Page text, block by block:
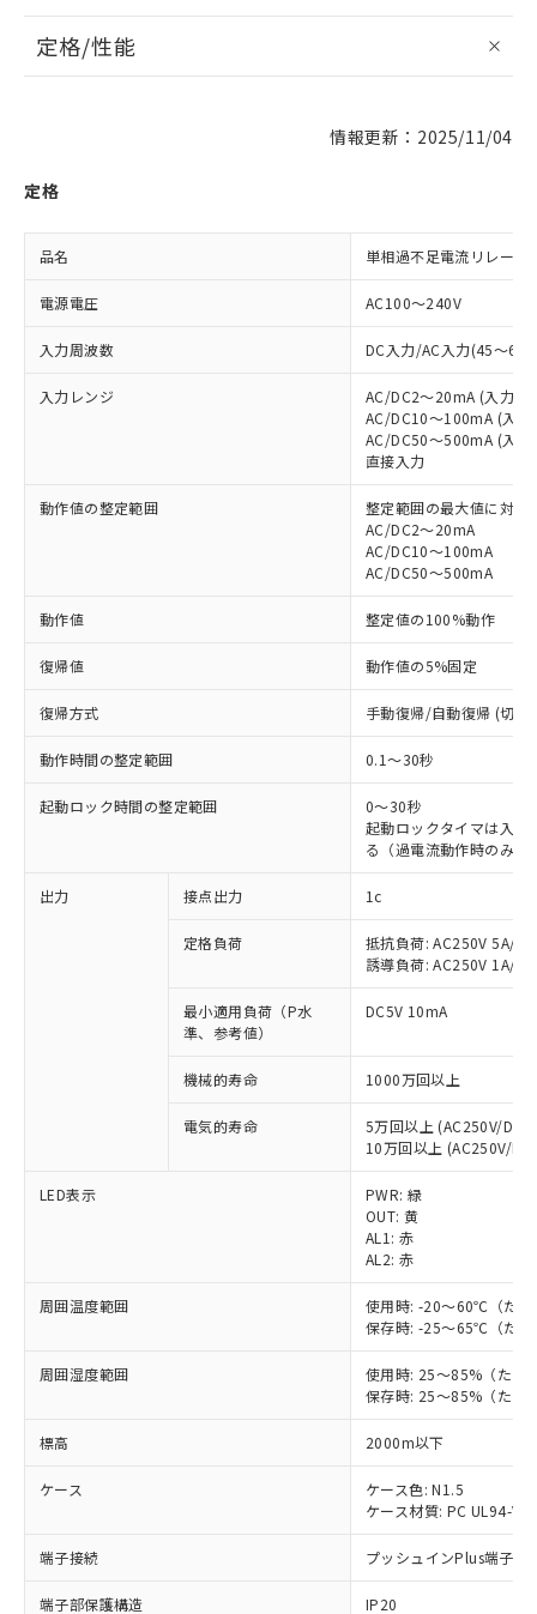
定格/性能
情報更新：2025/11/04
定格
品名 単相過不足電流リレー
電源電圧 AC100～240V
入力周波数 DC入力/AC入力(45～
入力レンジ
AC/DC2～20mA (入力イ
AC/DC10～100mA (入
AC/DC50～500mA (入
直接入力
動作値の整定範囲
整定範囲の最大値に対し
AC/DC2～20mA
AC/DC10～100mA
AC/DC50～500mA
動作値 整定値の100%動作
復帰値 動作値の5%固定
復帰方式 手動復帰/自動復帰 (切替)
動作時間の整定範囲 0.1～30秒
起動ロック時間の整定範囲
0～30秒
起動ロックタイマは入力
る（過電流動作時のみ有
出力 接点出力 1c
定格負荷
抵抗負荷: AC250V 5A/
誘導負荷: AC250V 1A/
最小適用負荷（P水
準、参考値）
DC5V 10mA
機械的寿命 1000万回以上
電気的寿命
5万回以上 (AC250V/
10万回以上 (AC250V/
LED表示
PWR: 緑
OUT: 黄
AL1: 赤
AL2: 赤
周囲温度範囲
使用時: -20～60℃（ただ
保存時: -25～65℃（ただ
周囲湿度範囲
使用時: 25～85%（ただ
保存時: 25～85%（ただ
標高 2000m以下
ケース
ケース色: N1.5
ケース材質: PC UL94-V0
端子接続 プッシュインPlus端子
端子部保護構造 IP20
ご利用条件
以下の条件をお読みいただき、同意のうえ
ご利用ください。
本サービスは、当社制御機器事業取扱
商品の当社在庫状況および標準価格
(税抜)を提供させていただくもので
当社制御機器事業取扱商品の中には、
本サービスの対象外となる商品もある
在庫状況および標準価格照会結果は、
※1 対応状況
対応済み：EU RoHS指令（10物質）の
非含有に対応した製品が提供可能な商品で
対応予定：EU RoHS指令（10物質）の非含
有に対応した製品に切り替える予定のある
商品です。
対応予定なし：EU RoHS指令（10物質）の
非含有に非対応の商品で、対応品を出す予
調査・確認中：EU RoHS指令（10物質）の
非含有の対応状況を調査中または確認中の
非該当品：ライセンス料など無形物で、有
害物質有無と関係のない商品です。
仕入先様の事情により、非含有部品として
いたものが、含有品と判明した場合などや
むを得ず変更することがあります。
「○」：最大均質材料含有率が中国RoHSの
基準値以下であることを示します。
「×」：最大均質材料含有率が中国RoHSの
基準値を超えていることを示します。
「－」：未確認です。当社販売部門へお問
当社は、これら貴社製品のうち、外国
為替および外国貿易法に定める商品